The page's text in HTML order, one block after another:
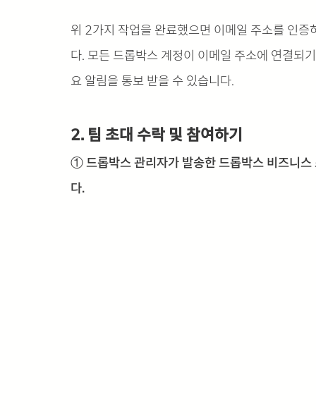
위 2가지 작업을 완료했으면 이메일 주소를 인
다. 모든 드롭박스 계정이 이메일 주소에 연결되
요 알림을 통보 받을 수 있습니다.
2. 팀 초대 수락 및 참여하기
① 드롭박스 관리자가 발송한 드롭박스 비즈니
다.